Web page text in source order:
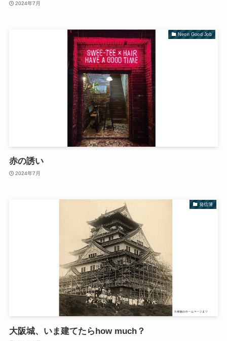
2024年7月
Neon Good Job
赤の誘い
2024年7月
発信簿
大阪城、いま建てたらhow much？